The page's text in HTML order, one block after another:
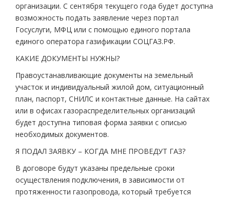
организации. С сентября текущего года будет доступна
возможность подать заявление через портал
Госуслуги, МФЦ или с помощью единого портала
единого оператора газификации СОЦГАЗ.РФ.
КАКИЕ ДОКУМЕНТЫ НУЖНЫ?
Правоустанавливающие документы на земельный
участок и индивидуальный жилой дом, ситуационный
план, паспорт, СНИЛС и контактные данные. На сайтах
или в офисах газораспределительных организаций
будет доступна типовая форма заявки с описью
необходимых документов.
Я ПОДАЛ ЗАЯВКУ – КОГДА МНЕ ПРОВЕДУТ ГАЗ?
В договоре будут указаны предельные сроки
осуществления подключения, в зависимости от
протяженности газопровода, который требуется